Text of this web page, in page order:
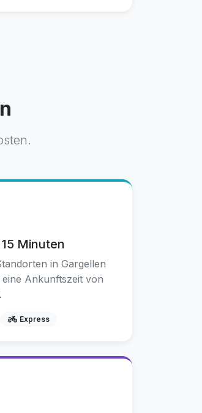
Minuten
in Gargellen
Ankunftszeit von
Express